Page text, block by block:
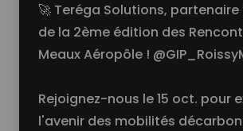
🚀 Teréga Solutions,
de la 2ème édition des
Meaux Aéropôle !
Rejoignez-nous le 15 oct. pour
l'avenir des mobilités